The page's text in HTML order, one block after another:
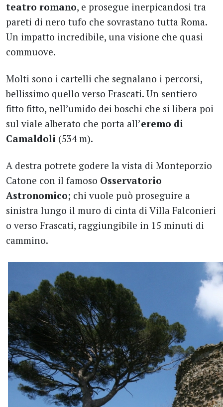
teatro romano, e prosegue inerpicandosi tra
pareti di nero tufo che sovrastano tutta Roma.
Un impatto incredibile, una visione che quasi
commuove.
Molti sono i cartelli che segnalano i percorsi,
bellissimo quello verso Frascati. Un sentiero
fitto fitto, nell’umido dei boschi che si libera poi
sul viale alberato che porta all’eremo di
Camaldoli (534 m).
A destra potrete godere la vista di Monteporzio
Catone con il famoso Osservatorio
Astronomico; chi vuole può proseguire a
sinistra lungo il muro di cinta di Villa Falconieri
o verso Frascati, raggiungibile in 15 minuti di
cammino.